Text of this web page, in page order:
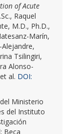
of Acute
Raquel
M.D., Ph.D.,
Marín,
Alejandre,
Tsilingiri,
Alonso-
al. DOI:
Ministerio
del Instituto
Beca